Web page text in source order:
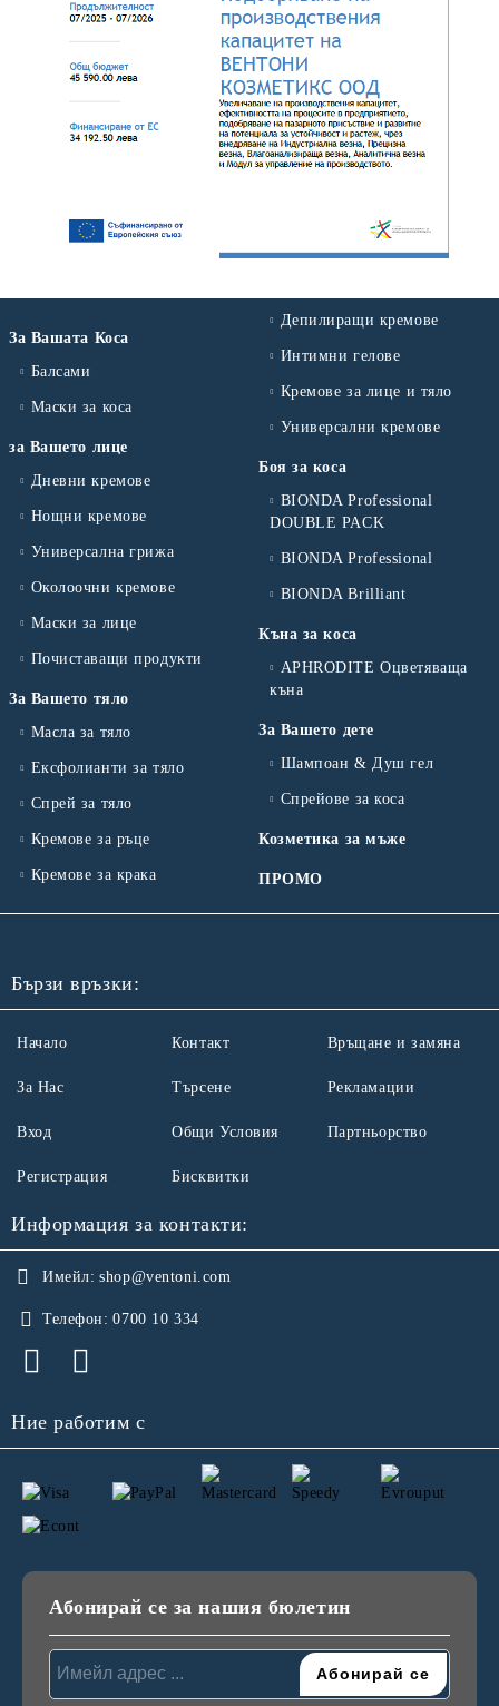
За Вашата Коса
Балсами
Маски за коса
за Вашето лице
Дневни кремове
Нощни кремове
Универсална грижа
Околоочни кремове
Маски за лице
Почиставащи продукти
За Вашето тяло
Масла за тяло
Ексфолианти за тяло
Спрей за тяло
Кремове за ръце
Кремове за крака
Депилиращи кремове
Интимни гелове
Кремове за лице и тяло
Универсални кремове
Боя за коса
BIONDA Professional
DOUBLE PACK
BIONDA Professional
BIONDA Brilliant
Къна за коса
APHRODITE Оцветяваща
къна
За Вашето дете
Шампоан & Душ гел
Спрейове за коса
Козметика за мъже
ПРОМО
Бързи връзки:
Начало
За Нас
Вход
Регистрация
Контакт
Търсене
Общи Условия
Бисквитки
Връщане и замяна
Рекламации
Партньорство
Информация за контакти:
Имейл: shop@ventoni.com
Телефон: 0700 10 334
Ние работим с
Абонирай се за нашия бюлетин